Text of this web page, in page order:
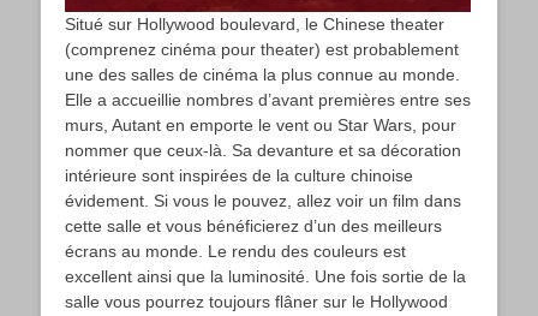
Situé sur Hollywood boulevard, le Chinese theater
(comprenez cinéma pour theater) est probablement
une des salles de cinéma la plus connue au monde.
Elle a accueillie nombres d’avant premières entre ses
murs, Autant en emporte le vent ou Star Wars, pour
nommer que ceux-là. Sa devanture et sa décoration
intérieure sont inspirées de la culture chinoise
évidement. Si vous le pouvez, allez voir un film dans
cette salle et vous bénéficierez d’un des meilleurs
écrans au monde. Le rendu des couleurs est
excellent ainsi que la luminosité. Une fois sortie de la
salle vous pourrez toujours flâner sur le Hollywood